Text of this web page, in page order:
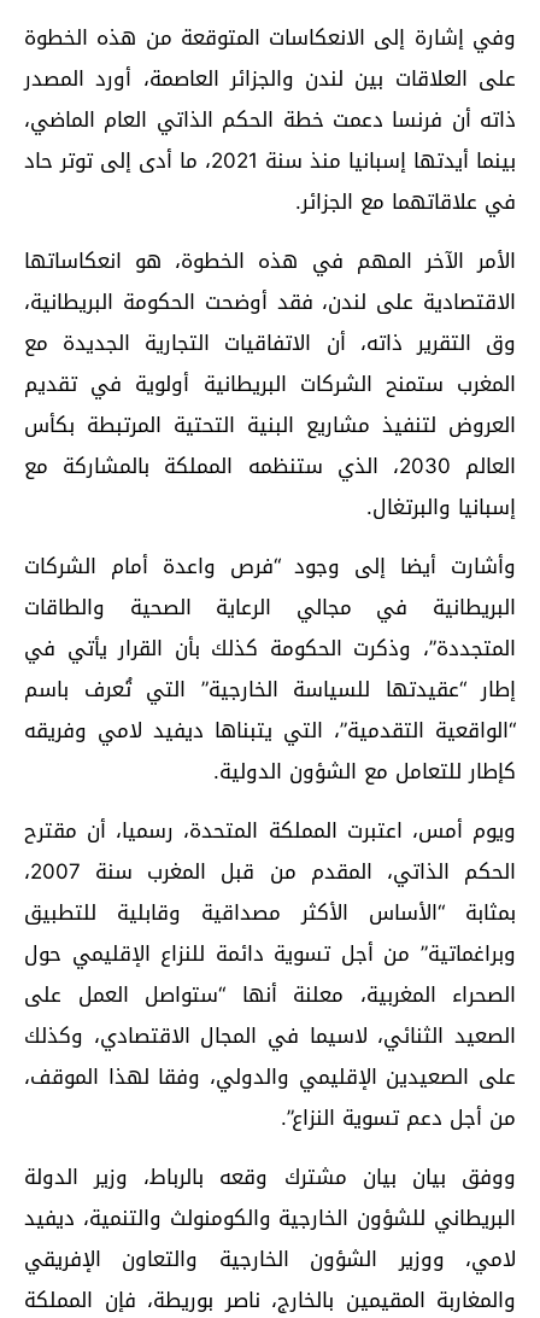
وفي إشارة إلى الانعكاسات المتوقعة من هذه الخطوة
على العلاقات بين لندن والجزائر العاصمة، أورد المصدر
ذاته أن فرنسا دعمت خطة الحكم الذاتي العام الماضي،
بينما أيدتها إسبانيا منذ سنة 2021، ما أدى إلى توتر حاد
في علاقاتهما مع الجزائر.
الأمر الآخر المهم في هذه الخطوة، هو انعكاساتها
الاقتصادية على لندن، فقد أوضحت الحكومة البريطانية،
وق التقرير ذاته، أن الاتفاقيات التجارية الجديدة مع
المغرب ستمنح الشركات البريطانية أولوية في تقديم
العروض لتنفيذ مشاريع البنية التحتية المرتبطة بكأس
العالم 2030، الذي ستنظمه المملكة بالمشاركة مع
إسبانيا والبرتغال.
وأشارت أيضا إلى وجود “فرص واعدة أمام الشركات
البريطانية في مجالي الرعاية الصحية والطاقات
المتجددة”، وذكرت الحكومة كذلك بأن القرار يأتي في
إطار “عقيدتها للسياسة الخارجية” التي تُعرف باسم
“الواقعية التقدمية”، التي يتبناها ديفيد لامي وفريقه
كإطار للتعامل مع الشؤون الدولية.
ويوم أمس، اعتبرت المملكة المتحدة، رسميا، أن مقترح
الحكم الذاتي، المقدم من قبل المغرب سنة 2007،
بمثابة “الأساس الأكثر مصداقية وقابلية للتطبيق
وبراغماتية” من أجل تسوية دائمة للنزاع الإقليمي حول
الصحراء المغربية، معلنة أنها “ستواصل العمل على
الصعيد الثنائي، لاسيما في المجال الاقتصادي، وكذلك
على الصعيدين الإقليمي والدولي، وفقا لهذا الموقف،
من أجل دعم تسوية النزاع”.
ووفق بيان بيان مشترك وقعه بالرباط، وزير الدولة
البريطاني للشؤون الخارجية والكومنولث والتنمية، ديفيد
لامي، ووزير الشؤون الخارجية والتعاون الإفريقي
والمغاربة المقيمين بالخارج، ناصر بوريطة، فإن المملكة